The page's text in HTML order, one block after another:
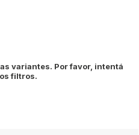
variantes. Por favor, intentá
filtros.